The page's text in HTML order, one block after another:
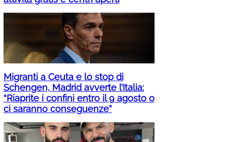
Migranti a Ceuta e lo stop di
Schengen, Madrid avverte l’Italia:
“Riaprite i confini entro il 9 agosto o
ci saranno conseguenze”